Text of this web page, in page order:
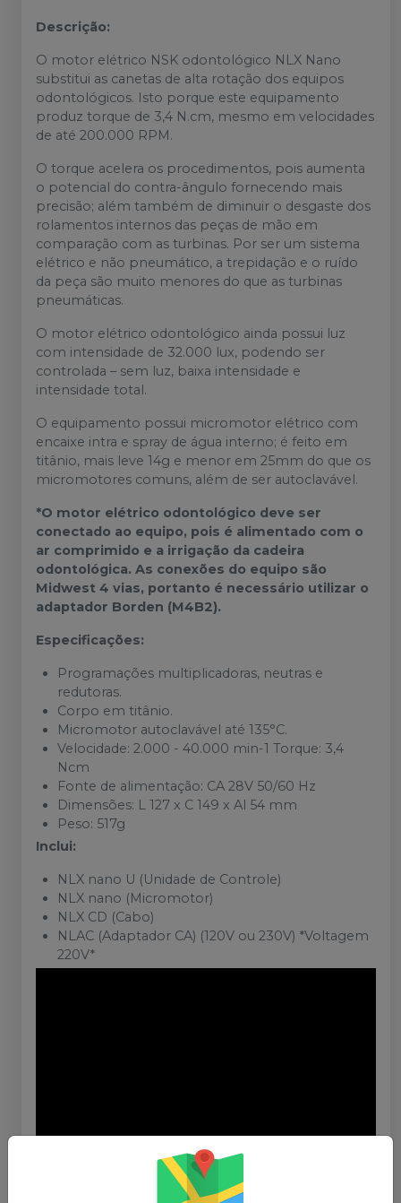
Descrição:
O motor elétrico NSK odontológico NLX Nano
substitui as canetas de alta rotação dos equipos
odontológicos. Isto porque este equipamento
produz torque de 3,4 N.cm, mesmo em velocidades
de até 200.000 RPM.
O torque acelera os procedimentos, pois aumenta
o potencial do contra-ângulo fornecendo mais
precisão; além também de diminuir o desgaste dos
rolamentos internos das peças de mão em
comparação com as turbinas. Por ser um sistema
elétrico e não pneumático, a trepidação e o ruído
da peça são muito menores do que as turbinas
pneumáticas.
O motor elétrico odontológico ainda possui luz
com intensidade de 32.000 lux, podendo ser
controlada – sem luz, baixa intensidade e
intensidade total.
O equipamento possui micromotor elétrico com
encaixe intra e spray de água interno; é feito em
titânio, mais leve 14g e menor em 25mm do que os
micromotores comuns, além de ser autoclavável.
*O motor elétrico odontológico deve ser
conectado ao equipo, pois é alimentado com o
ar comprimido e a irrigação da cadeira
odontológica. As conexões do equipo são
Midwest 4 vias, portanto é necessário utilizar o
adaptador Borden (M4B2).
Especificações:
Programações multiplicadoras, neutras e
redutoras.
Corpo em titânio.
Micromotor autoclavável até 135°C.
Velocidade: 2.000 - 40.000 min-1 Torque: 3,4
Ncm
Fonte de alimentação: CA 28V 50/60 Hz
Dimensões: L 127 x C 149 x Al 54 mm
Peso: 517g
Inclui:
NLX nano U (Unidade de Controle)
NLX nano (Micromotor)
NLX CD (Cabo)
NLAC (Adaptador CA) (120V ou 230V) *Voltagem
220V*